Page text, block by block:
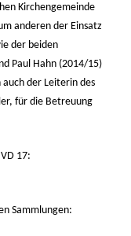
Kirchengemeinde
anderen der Einsatz
der beiden
Paul Hahn (2014/15)
der Leiterin des
für die Betreuung
17:
Sammlungen: